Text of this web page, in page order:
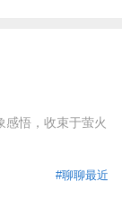
感悟，收束于萤火
#聊聊最近